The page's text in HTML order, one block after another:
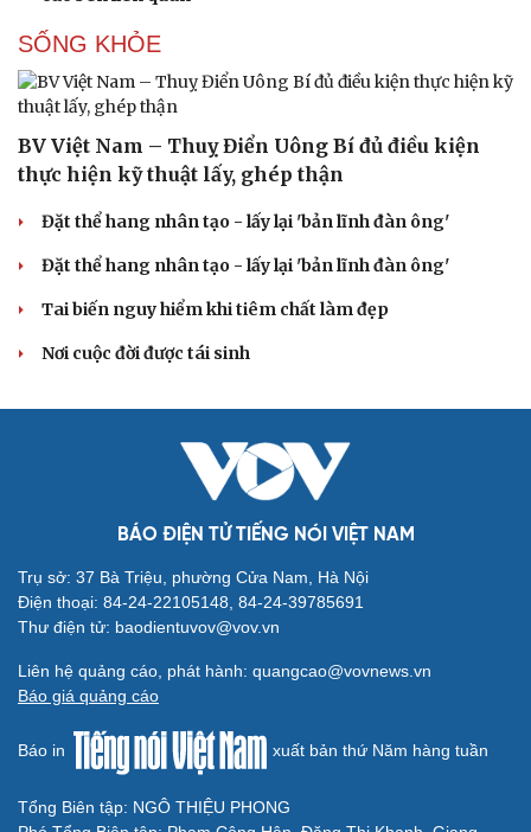
Du lịch
Săn Tour
Podcast
Đọc truyện đêm khuya
Cải chính
SỐNG KHỎE
BV Việt Nam – Thuỵ Điển Uông Bí đủ điều kiện
thực hiện kỹ thuật lấy, ghép thận
Đặt thể hang nhân tạo - lấy lại 'bản lĩnh đàn ông'
Đặt thể hang nhân tạo - lấy lại 'bản lĩnh đàn ông'
Tai biến nguy hiểm khi tiêm chất làm đẹp
Nơi cuộc đời được tái sinh
BÁO ĐIỆN TỬ TIẾNG NÓI VIỆT NAM
Trụ sở: 37 Bà Triệu, phường Cửa Nam, Hà Nội
Điện thoại: 84-24-22105148, 84-24-39785691
Thư điện tử: baodientuvov@vov.vn
Liên hệ quảng cáo, phát hành: quangcao@vovnews.vn
Báo giá quảng cáo
Báo in xuất bản thứ Năm hàng tuần
Tổng Biên tập: NGÔ THIỆU PHONG